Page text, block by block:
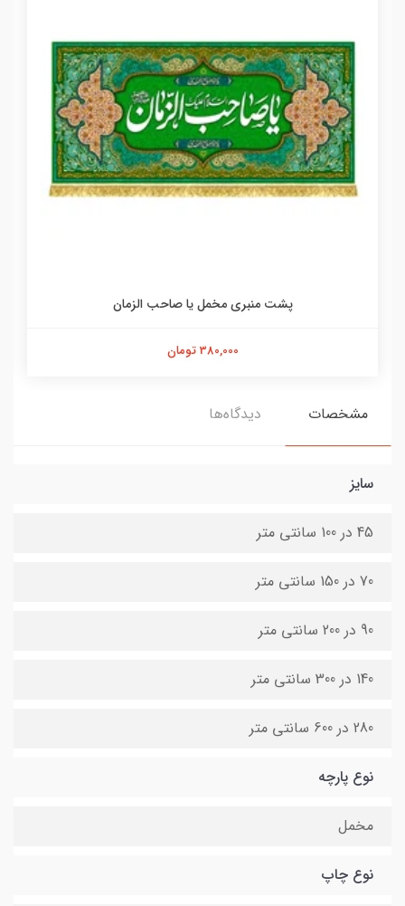
پشت منبری مخمل یا صاحب الزمان
380,000 تومان
مشخصات دیدگاه‌ها
سایز
45 در 100 سانتی متر
70 در 150 سانتی متر
90 در 200 سانتی متر
140 در 300 سانتی متر
280 در 600 سانتی متر
نوع پارچه
مخمل
نوع چاپ